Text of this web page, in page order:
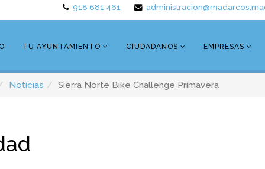
918 681 461
TU AYUNTAMIENTO CIUDADANOS EMPRESAS
Noticias Sierra Norte Bike Challenge Primavera